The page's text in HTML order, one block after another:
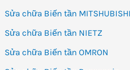
Sửa chữa Biến tần MITSHUBISHI
Sửa chữa Biến tần NIETZ
Sửa chữa Biến tần OMRON